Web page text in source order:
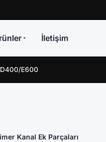
İletişim
E600
Kanal Ek Parçaları